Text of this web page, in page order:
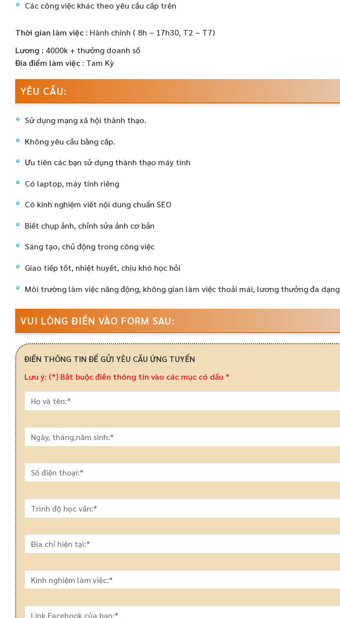
Các công việc khác theo yêu cầu cấp trên
Thời gian làm việc : Hành chính ( 8h – 17h30, T2 – T7)
Lương : 4000k + thưởng doanh số
Đia điểm làm việc : Tam Kỳ
YÊU CẦU:
Sử dụng mạng xã hội thành thạo.
Không yêu cầu bằng cấp.
Ưu tiên các bạn sử dụng thành thạo máy tính
Có laptop, máy tính riêng
Có kinh nghiệm viết nội dung chuẩn SEO
Biết chụp ảnh, chỉnh sửa ảnh cơ bản
Sáng tạo, chủ động trong công việc
Giao tiếp tốt, nhiệt huyết, chịu khó học hỏi
Môi trường làm việc năng động, không gian làm việc thoải mái, lương thưởng đa dạng
VUI LÒNG ĐIỀN VÀO FORM SAU:
ĐIỀN THÔNG TIN ĐỂ GỬI YÊU CẦU ỨNG TUYỂN
Lưu ý: (*) Bắt buộc điền thông tin vào các mục có dấu *